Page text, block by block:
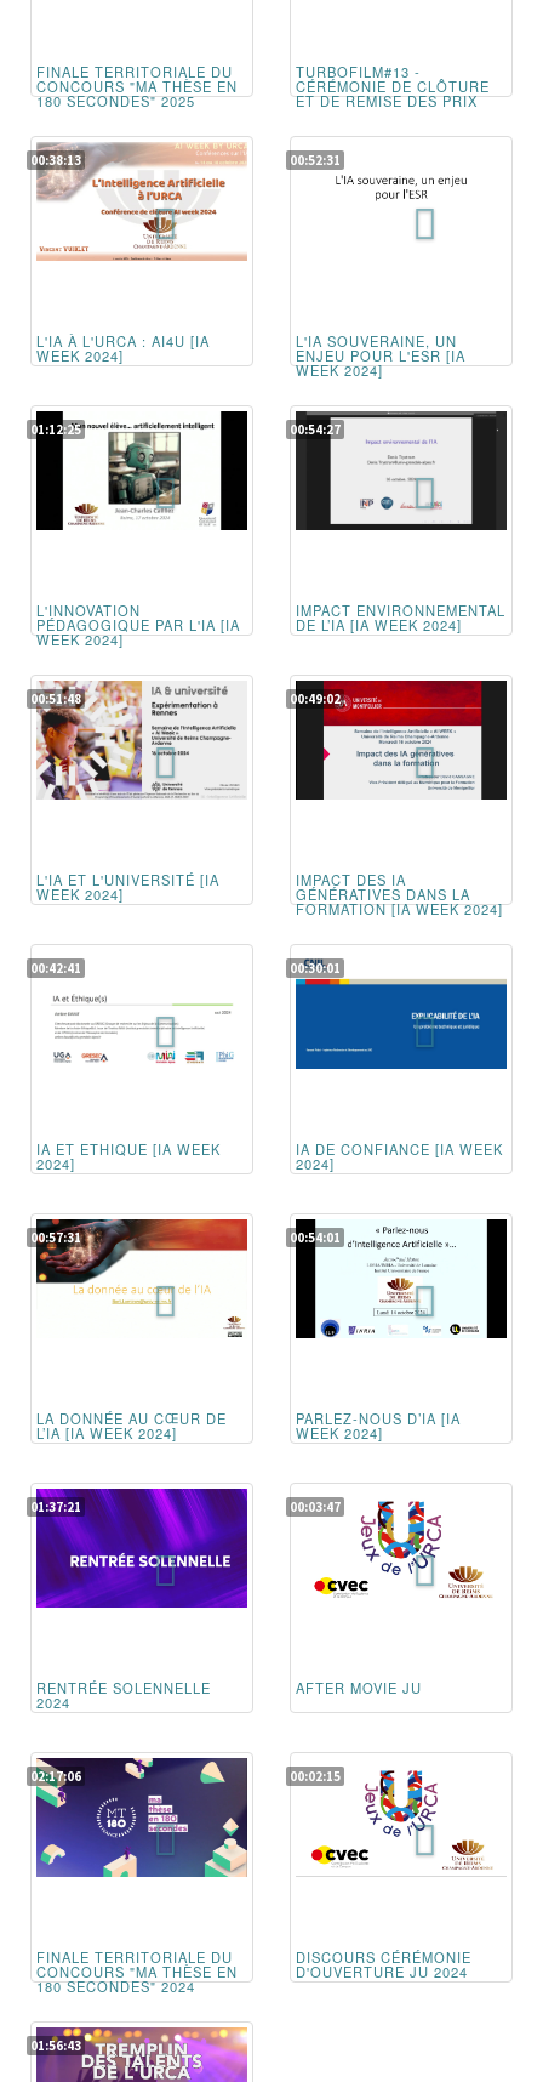
FINALE TERRITORIALE DU
CONCOURS "MA THÈSE EN
180 SECONDES" 2025
TURBOFILM#13 -
CÉRÉMONIE DE CLÔTURE
ET DE REMISE DES PRIX
L'IA À L'URCA : AI4U [IA
WEEK 2024]
00:38:13
L'IA SOUVERAINE, UN
ENJEU POUR L'ESR [IA
WEEK 2024]
00:52:31
L'INNOVATION
PÉDAGOGIQUE PAR L'IA [IA
WEEK 2024]
01:12:25
IMPACT ENVIRONNEMENTAL
DE L’IA [IA WEEK 2024]
00:54:27
L'IA ET L'UNIVERSITÉ [IA
WEEK 2024]
00:51:48
IMPACT DES IA
GÉNÉRATIVES DANS LA
FORMATION [IA WEEK 2024]
00:49:02
IA ET ETHIQUE [IA WEEK
2024]
00:42:41
IA DE CONFIANCE [IA WEEK
2024]
00:30:01
LA DONNÉE AU CŒUR DE
L’IA [IA WEEK 2024]
00:57:31
PARLEZ-NOUS D’IA [IA
WEEK 2024]
00:54:01
RENTRÉE SOLENNELLE
2024
01:37:21
AFTER MOVIE JU
00:03:47
FINALE TERRITORIALE DU
CONCOURS "MA THÈSE EN
180 SECONDES" 2024
02:17:06
DISCOURS CÉRÉMONIE
D'OUVERTURE JU 2024
00:02:15
01:56:43